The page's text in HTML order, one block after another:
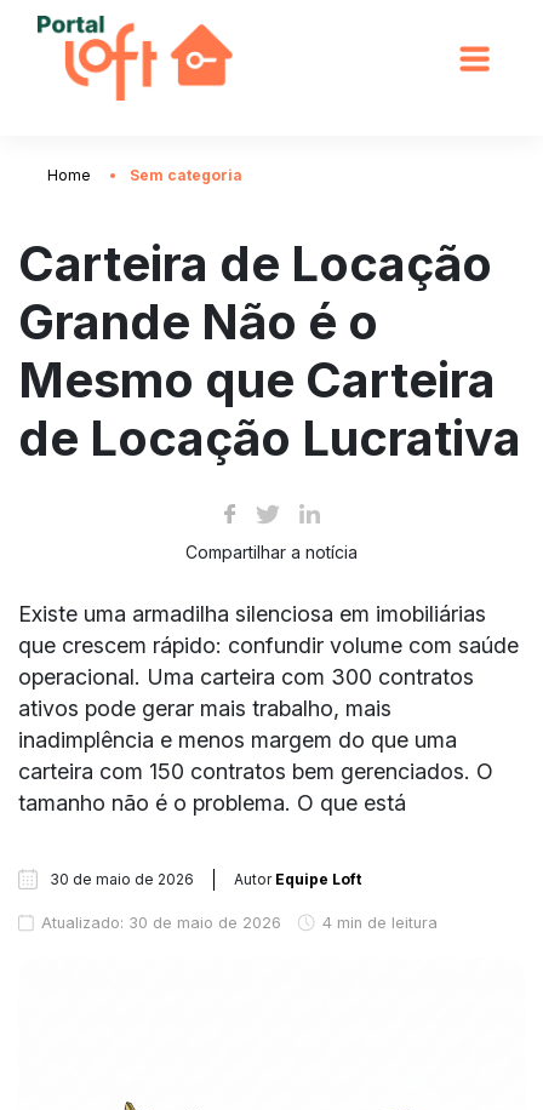
Home Sem categoria
Carteira de Locação
Grande Não é o
Mesmo que Carteira
de Locação Lucrativa
Compartilhar a notícia
Existe uma armadilha silenciosa em imobiliárias
que crescem rápido: confundir volume com saúde
operacional. Uma carteira com 300 contratos
ativos pode gerar mais trabalho, mais
inadimplência e menos margem do que uma
carteira com 150 contratos bem gerenciados. O
tamanho não é o problema. O que está
30 de maio de 2026 Autor Equipe Loft
Atualizado: 30 de maio de 2026 4 min de leitura